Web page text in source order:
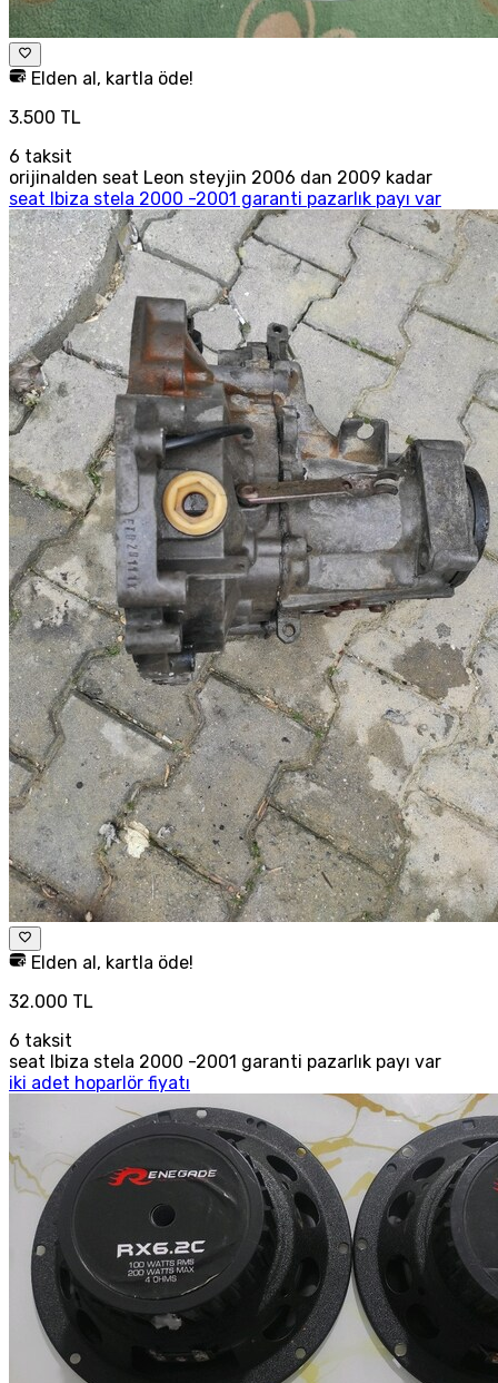
Elden al, kartla öde!
3.500 TL
6 taksit
orijinalden seat Leon steyjin 2006 dan 2009 kadar
seat Ibiza stela 2000 -2001 garanti pazarlık payı var
Elden al, kartla öde!
32.000 TL
6 taksit
seat Ibiza stela 2000 -2001 garanti pazarlık payı var
iki adet hoparlör fiyatı